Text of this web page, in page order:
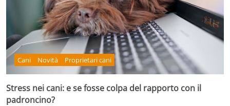
Cani Novità Proprietari cani
Stress nei cani: e se fosse colpa del rapporto con il
padroncino?